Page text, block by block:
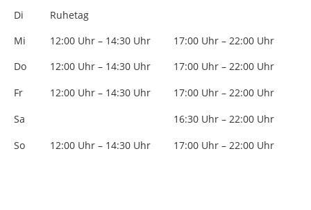
Di
Ruhetag
Mi
12:00 Uhr – 14:30 Uhr
17:00 Uhr – 22:00 Uhr
Do
12:00 Uhr – 14:30 Uhr
17:00 Uhr – 22:00 Uhr
Fr
12:00 Uhr – 14:30 Uhr
17:00 Uhr – 22:00 Uhr
Sa
16:30 Uhr – 22:00 Uhr
So
12:00 Uhr – 14:30 Uhr 17:00 Uhr – 22:00 Uhr